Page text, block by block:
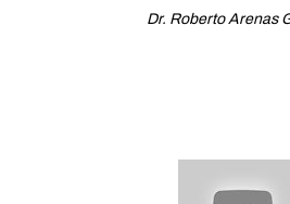
Dr. Roberto Arenas